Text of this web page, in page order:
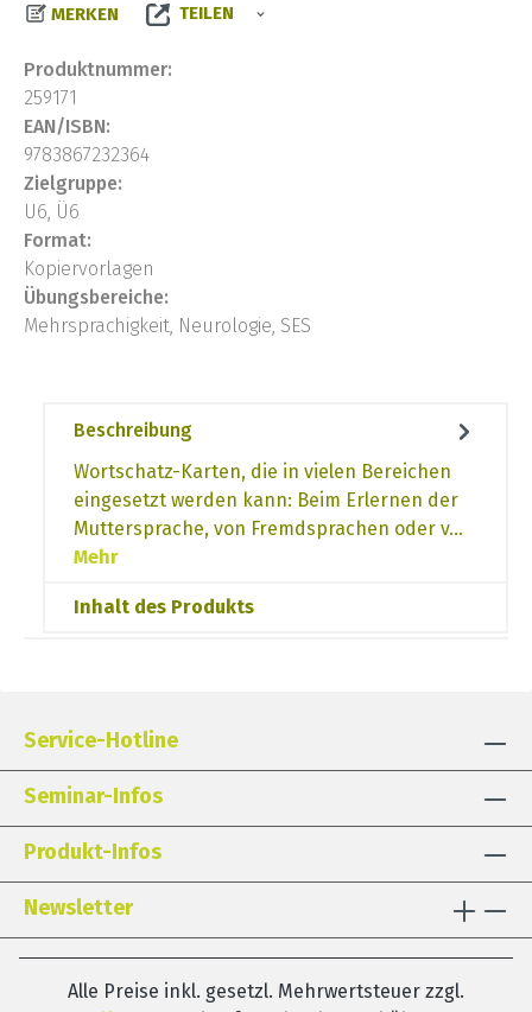
MERKEN TEILEN
Produktnummer:
259171
EAN/ISBN:
9783867232364
Zielgruppe:
U6, Ü6
Format:
Kopiervorlagen
Übungsbereiche:
Mehrsprachigkeit, Neurologie, SES
Beschreibung
Wortschatz-Karten, die in vielen Bereichen
eingesetzt werden kann: Beim Erlernen der
Muttersprache, von Fremdsprachen oder v…
Mehr
Inhalt des Produkts
Service-Hotline
Seminar-Infos
Produkt-Infos
Newsletter
Alle Preise inkl. gesetzl. Mehrwertsteuer zzgl.